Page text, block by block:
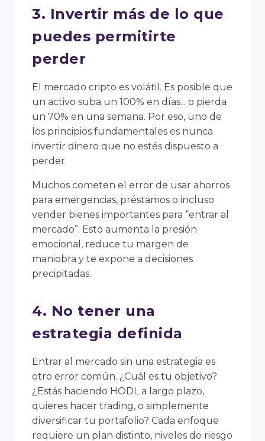
3. Invertir más de lo que
puedes permitirte
perder
El mercado cripto es volátil. Es posible que
un activo suba un 100% en días... o pierda
un 70% en una semana. Por eso, uno de
los principios fundamentales es nunca
invertir dinero que no estés dispuesto a
perder.
Muchos cometen el error de usar ahorros
para emergencias, préstamos o incluso
vender bienes importantes para “entrar al
mercado”. Esto aumenta la presión
emocional, reduce tu margen de
maniobra y te expone a decisiones
precipitadas.
4. No tener una
estrategia definida
Entrar al mercado sin una estrategia es
otro error común. ¿Cuál es tu objetivo?
¿Estás haciendo HODL a largo plazo,
quieres hacer trading, o simplemente
diversificar tu portafolio? Cada enfoque
requiere un plan distinto, niveles de riesgo